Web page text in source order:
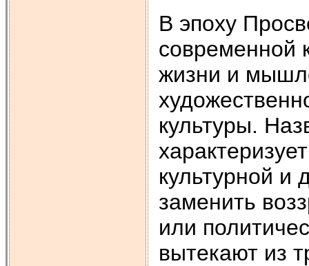
В эпоху
современной
жизни и
культуры.
культурной и
заменить
или
вытекают из